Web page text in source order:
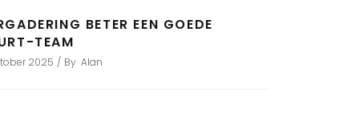
BETER EEN GOEDE
TEAM
2025 By Alan